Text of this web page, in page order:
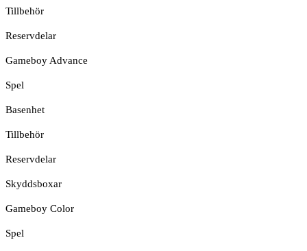
Tillbehör
Reservdelar
Gameboy Advance
Spel
Basenhet
Tillbehör
Reservdelar
Skyddsboxar
Gameboy Color
Spel